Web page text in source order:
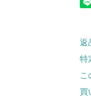
返
特
こ
買